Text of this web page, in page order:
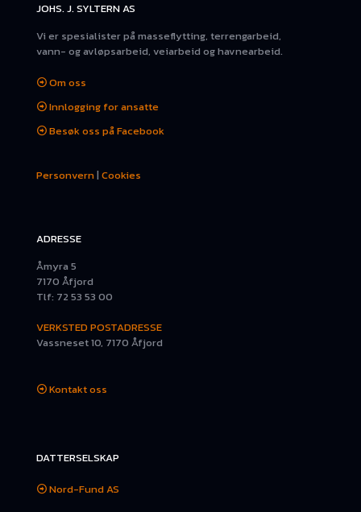
JOHS. J. SYLTERN AS
Vi er spesialister på masseflytting, terrengarbeid,
vann- og avløpsarbeid, veiarbeid og havnearbeid.
Om oss
Innlogging for ansatte
Besøk oss på Facebook
Personvern| Cookies
ADRESSE
Åmyra 5
7170 Åfjord
Tlf: 72 53 53 00
VERKSTED POSTADRESSE
Vassneset 10, 7170 Åfjord
Kontakt oss
DATTERSELSKAP
Nord-Fund AS